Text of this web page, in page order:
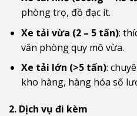
phòng trọ, đồ đạc ít.
Xe tải vừa (2 – 5 tấn):
văn phòng quy mô vừa.
Xe tải lớn (>5 tấn):
kho hàng, hàng hóa số
2. Dịch vụ đi kèm